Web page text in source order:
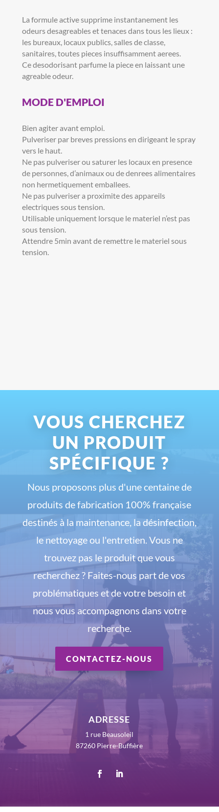
La formule active supprime instantanement les
odeurs desagreables et tenaces dans tous les lieux :
les bureaux, locaux publics, salles de classe,
sanitaires, toutes pieces insuffisamment aerees.
Ce desodorisant parfume la piece en laissant une
agreable odeur.
MODE D'EMPLOI
Bien agiter avant emploi.
Pulveriser par breves pressions en dirigeant le spray
vers le haut.
Ne pas pulveriser ou saturer les locaux en presence
de personnes, d’animaux ou de denrees alimentaires
non hermetiquement emballees.
Ne pas pulveriser a proximite des appareils
electriques sous tension.
Utilisable uniquement lorsque le materiel n’est pas
sous tension.
Attendre 5min avant de remettre le materiel sous
tension.
VOUS CHERCHEZ
UN PRODUIT
SPÉCIFIQUE ?
Nous proposons plus d'une centaine de
produits de fabrication 100% française
destinés à la maintenance, la désinfection,
le nettoyage ou l'entretien. Vous ne
trouvez pas le produit que vous
recherchez ? Faites-nous part de vos
problématiques et de votre besoin et
nous vous accompagnons dans votre
recherche.
CONTACTEZ-NOUS
ADRESSE
1 rue Beausoleil
87260 Pierre-Buffière